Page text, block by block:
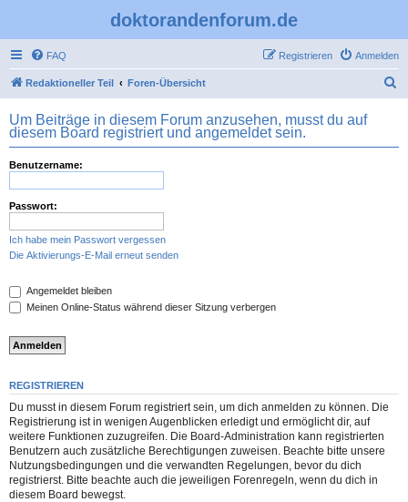
doktorandenforum.de
FAQ Anmelden
Registrieren
Redaktioneller Teil Foren-Übersicht
h
Um Beiträge in diesem Forum anzusehen, musst du auf
diesem Board registriert und angemeldet sein.
Benutzername:
Passwort:
Ich habe mein Passwort vergessen
Die Aktivierungs-E-Mail erneut senden
Angemeldet bleiben
Meinen Online-Status während dieser Sitzung verbergen
REGISTRIEREN
Du musst in diesem Forum registriert sein, um dich anmelden zu können. Die
Registrierung ist in wenigen Augenblicken erledigt und ermöglicht dir, auf
weitere Funktionen zuzugreifen. Die Board-Administration kann registrierten
Benutzern auch zusätzliche Berechtigungen zuweisen. Beachte bitte unsere
Nutzungsbedingungen und die verwandten Regelungen, bevor du dich
registrierst. Bitte beachte auch die jeweiligen Forenregeln, wenn du dich in
diesem Board bewegst.